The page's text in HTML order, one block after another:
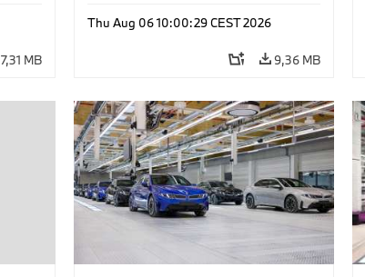
7,31 MB
Thu Aug 06 10:00:29 CEST 2026
9,36 MB